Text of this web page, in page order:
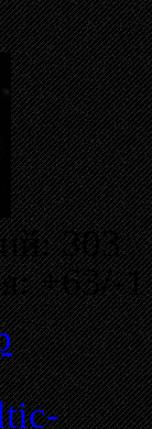
303
+63/-1